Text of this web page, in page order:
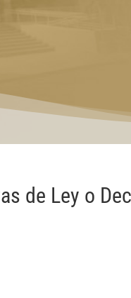
de Ley o